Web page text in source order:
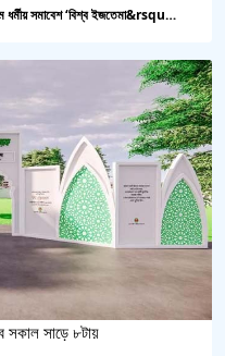
ধর্মীয় সমাবেশ ‘বিশ্ব ইজতেমা&rsqu…
সকাল সাড়ে ৮টায়